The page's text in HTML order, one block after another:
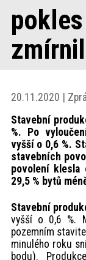
Produkty
Prodejní
ProfiMag
Kontakt
zmírnil
20.11.2020 |
Stavební
%. Po
vyšší o 0,6 %.
stavebních
povolení klesla
29,5 % bytů
Stavební
vyšší o 0,6 %.
pozemním
minulého roku
bodu).